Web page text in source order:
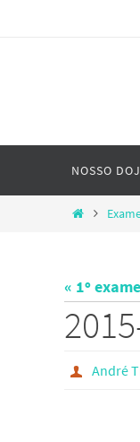
content
NOSSO
Home
« 1º
André